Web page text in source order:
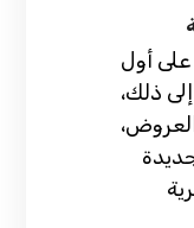
على خصم ١٥٪ على أول
ذلك،